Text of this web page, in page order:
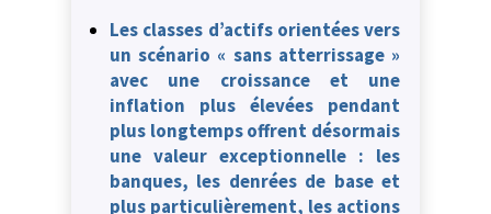
Les classes d’actifs orientées vers
un scénario « sans atterrissage »
avec une croissance et une
inflation plus élevées pendant
plus longtemps offrent désormais
une valeur exceptionnelle : les
banques, les denrées de base et
plus particulièrement, les actions